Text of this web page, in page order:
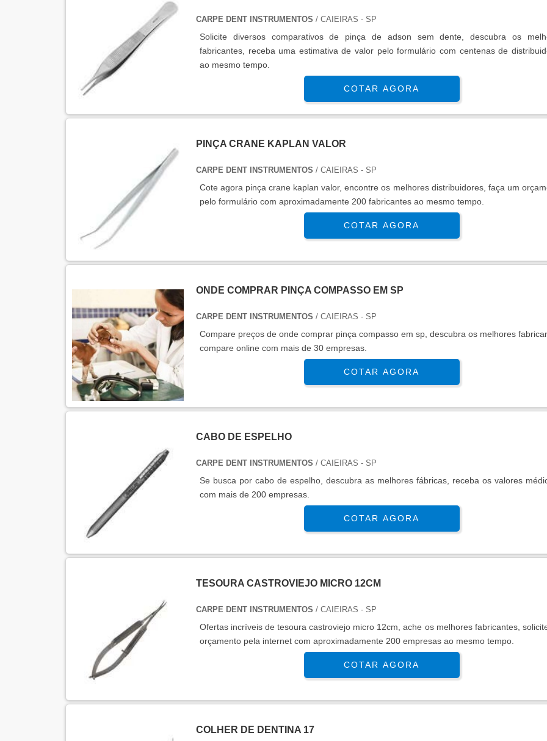
CARPE DENT INSTRUMENTOS / CAIEIRAS - SP
Solicite diversos comparativos de pinça de adson sem dente, descubra os
fabricantes, receba uma estimativa de valor pelo formulário com centenas de
ao mesmo tempo.
COTAR AGORA
PINÇA CRANE KAPLAN VALOR
CARPE DENT INSTRUMENTOS / CAIEIRAS - SP
Cote agora pinça crane kaplan valor, encontre os melhores distribuidores, faça um
pelo formulário com aproximadamente 200 fabricantes ao mesmo tempo.
COTAR AGORA
ONDE COMPRAR PINÇA COMPASSO EM SP
CARPE DENT INSTRUMENTOS / CAIEIRAS - SP
Compare preços de onde comprar pinça compasso em sp, descubra os melhores
compare online com mais de 30 empresas.
COTAR AGORA
CABO DE ESPELHO
CARPE DENT INSTRUMENTOS / CAIEIRAS - SP
Se busca por cabo de espelho, descubra as melhores fábricas, receba os valores
com mais de 200 empresas.
COTAR AGORA
TESOURA CASTROVIEJO MICRO 12CM
CARPE DENT INSTRUMENTOS / CAIEIRAS - SP
Ofertas incrí­veis de tesoura castroviejo micro 12cm, ache os melhores fabricantes,
orçamento pela internet com aproximadamente 200 empresas ao mesmo tempo.
COTAR AGORA
COLHER DE DENTINA 17